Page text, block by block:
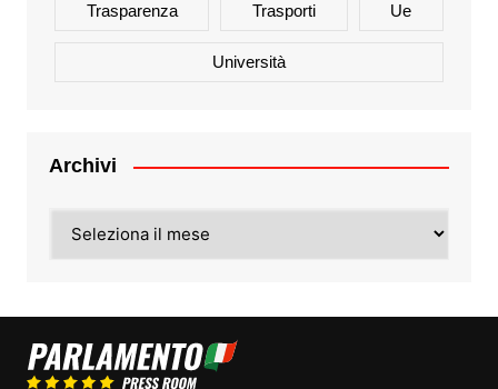
Trasparenza Trasporti Ue
Università
Archivi